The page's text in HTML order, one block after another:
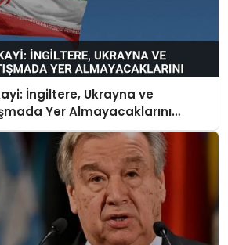
İngiltere, Ukrayna ve
Yer Almayacaklarını